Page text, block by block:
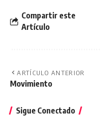
Compartir este
Artículo
ARTÍCULO ANTERIOR
Movimiento
Sigue Conectado